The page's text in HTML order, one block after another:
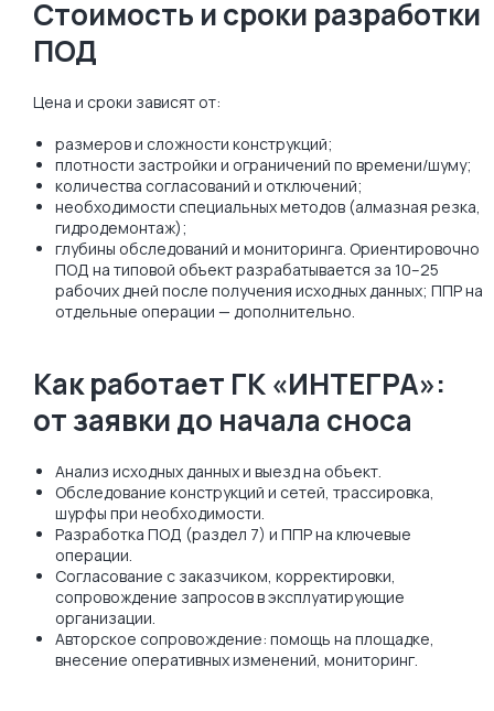
Стоимость и сроки разработки
ПОД
Цена и сроки зависят от:
размеров и сложности конструкций;
плотности застройки и ограничений по времени/шуму;
количества согласований и отключений;
необходимости специальных методов (алмазная резка,
гидродемонтаж);
глубины обследований и мониторинга. Ориентировочно
ПОД на типовой объект разрабатывается за 10–25
рабочих дней после получения исходных данных; ППР на
отдельные операции — дополнительно.
Как работает ГК «ИНТЕГРА»:
от заявки до начала сноса
Анализ исходных данных и выезд на объект.
Обследование конструкций и сетей, трассировка,
шурфы при необходимости.
Разработка ПОД (раздел 7) и ППР на ключевые
операции.
Согласование с заказчиком, корректировки,
сопровождение запросов в эксплуатирующие
организации.
Авторское сопровождение: помощь на площадке,
внесение оперативных изменений, мониторинг.